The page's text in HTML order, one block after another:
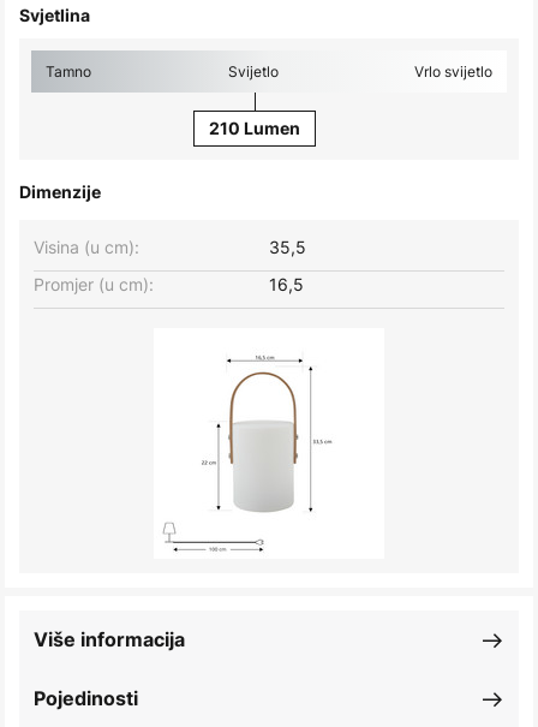
Svjetlina
Tamno Svijetlo Vrlo svijetlo
210 Lumen
Dimenzije
Visina (u cm):
35,5
Promjer (u cm):
16,5
Pojedinosti
Više informacija